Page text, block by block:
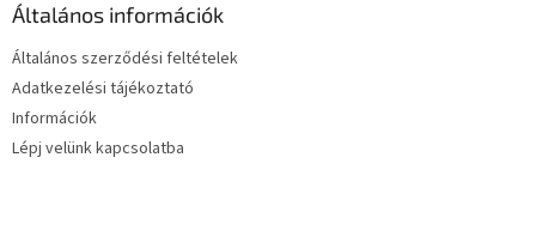
Általános információk
Általános szerződési feltételek
Adatkezelési tájékoztató
Információk
Lépj velünk kapcsolatba